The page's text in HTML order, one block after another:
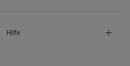
Hilfe